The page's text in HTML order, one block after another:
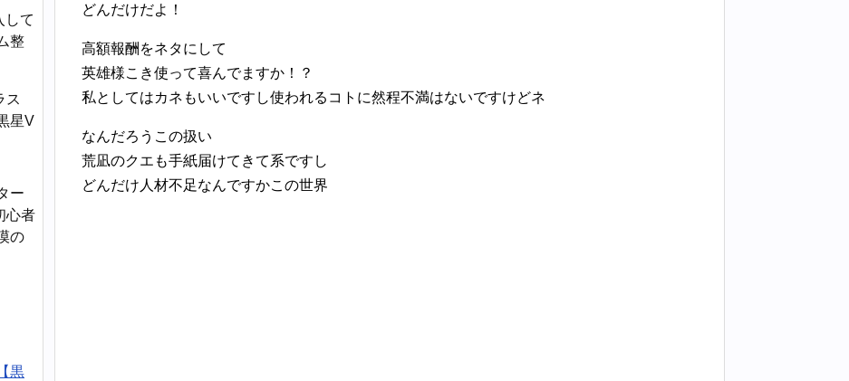
どんだけだよ！
高額報酬をネタにして
英雄様こき使って喜んでますか！？
私としてはカネもいいですし使われるコトに然程不満はないですけどネ
なんだろうこの扱い
荒凪のクエも手紙届けてきて系ですし
どんだけ人材不足なんですかこの世界
して
整
ス
星V
ー
心者
の
黒